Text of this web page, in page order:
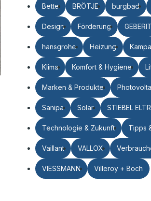
Bette BRÖTJE burgbad
Design Förderung
hansgrohe Heizung
Klima Komfort & Hygiene
Marken & Produkte
Sanipa Solar STIEBEL
Technologie & Zukunft Tipps
Vaillant VALLOX
VIESSMANN Villeroy + Boch